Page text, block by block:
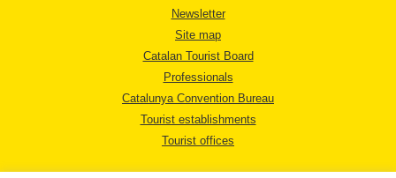
Newsletter
Site map
Catalan Tourist Board
Professionals
Catalunya Convention Bureau
Tourist establishments
Tourist offices